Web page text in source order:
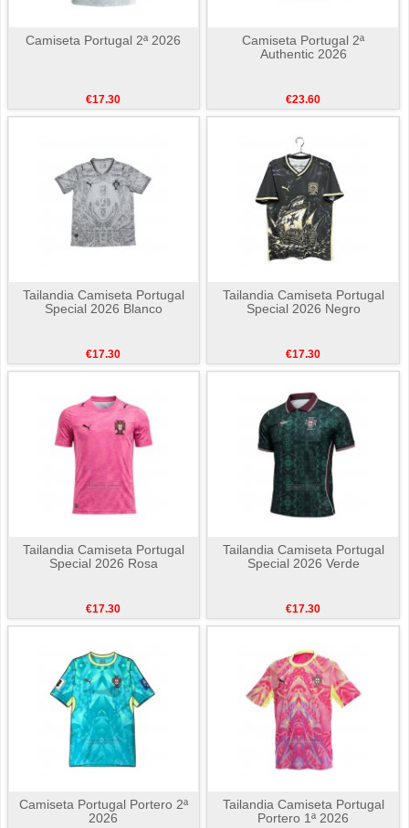
Camiseta Portugal 2ª 2026
€17.30
Camiseta Portugal 2ª
Authentic 2026
€23.60
Tailandia Camiseta Portugal
Special 2026 Blanco
€17.30
Tailandia Camiseta Portugal
Special 2026 Negro
€17.30
Tailandia Camiseta Portugal
Special 2026 Rosa
€17.30
Tailandia Camiseta Portugal
Special 2026 Verde
€17.30
Camiseta Portugal Portero 2ª
2026
Tailandia Camiseta Portugal
Portero 1ª 2026